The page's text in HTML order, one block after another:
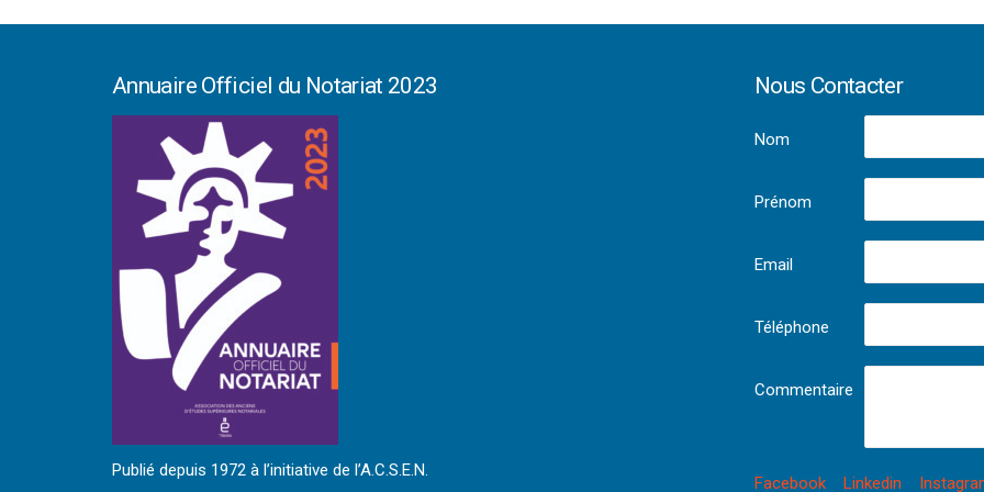
Annuaire Officiel du Notariat 2023
Publié depuis 1972 à l’initiative de l’A.C.S.E.N.
Nous Contacter
Nom
Prénom
Email
Téléphone
Commentaire
Facebook Linkedin